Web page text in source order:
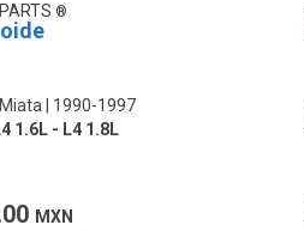
1990-1997
1.6L - L4 1.8L
MXN